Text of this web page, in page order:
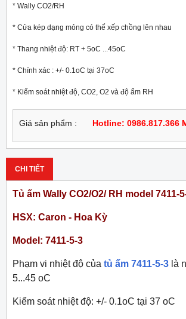
* Wally CO2/RH
* Cửa kép dạng mỏng có thể xếp chồng lên nhau
* Thang nhiệt độ: RT + 5oC ...45oC
* Chính xác : +/- 0.1oC tại 37oC
* Kiểm soát nhiệt độ, CO2, O2 và độ ẩm RH
Giá sản phẩm : Hotline: 0986.817.366
CHI TIẾT
Tủ ấm Wally CO2/O2/ RH model 7411-
HSX: Caron - Hoa Kỳ
Model: 7411-5-3
Phạm vi nhiệt độ của tủ ấm 7411-5-3 là
5...45 oC
Kiểm soát nhiệt độ: +/- 0.1oC tại 37 oC